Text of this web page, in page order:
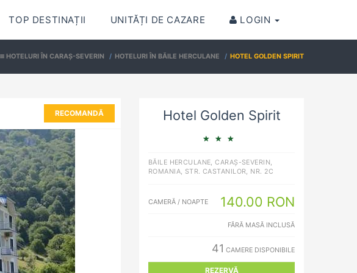
TOP DESTINAȚII UNITĂȚI DE CAZARE LOGIN
HOTELURI ÎN CARAȘ-SEVERIN HOTELURI ÎN BĂILE HERCULANE HOTEL GOLDEN SPIRIT
RECOMANDĂ Hotel Golden Spirit
BĂILE HERCULANE, CARAȘ-SEVERIN,
ROMANIA, STR. CASTANILOR, NR. 2C
CAMERĂ / NOAPTE 140.00 RON
FĂRĂ MASĂ INCLUSĂ
41 CAMERE DISPONIBILE
REZERVĂ